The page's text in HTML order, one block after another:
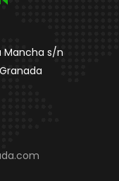
Mancha s/n